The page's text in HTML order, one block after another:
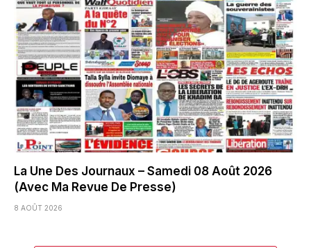
La Une Des Journaux – Samedi 08 Août 2026
(Avec Ma Revue De Presse)
8 AOÛT 2026